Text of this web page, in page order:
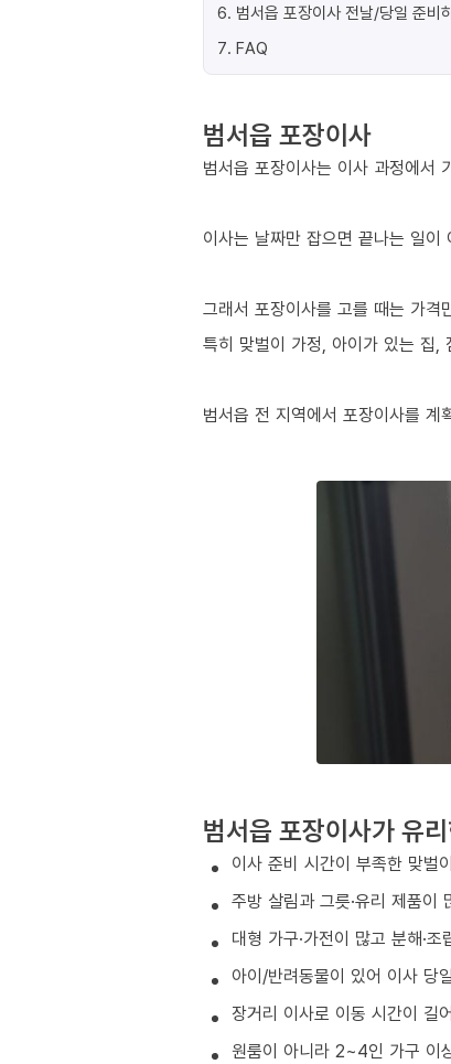
6. 범서읍 포장이사 전날/당일 준비
7. FAQ
범서읍 포장이사
범서읍 포장이사는 이사 과정에서
이사는 날짜만 잡으면 끝나는 일
그래서 포장이사를 고를 때는 가격
특히 맞벌이 가정, 아이가 있는 집,
범서읍 전 지역에서 포장이사를
범서읍 포장이사가 유
이사 준비 시간이 부족한 맞벌
주방 살림과 그릇·유리 제품이
대형 가구·가전이 많고 분해·
아이/반려동물이 있어 이사 당
장거리 이사로 이동 시간이 길
원룸이 아니라 2~4인 가구 이